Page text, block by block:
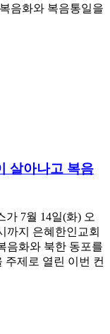
음화와 복음통일을
살아나고 복음
7월 14일(화) 오
까지 은혜한인교회
음화와 북한 동포를
주제로 열린 이번 컨